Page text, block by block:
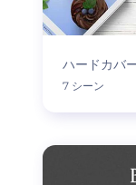
ハードカバ
7 シーン